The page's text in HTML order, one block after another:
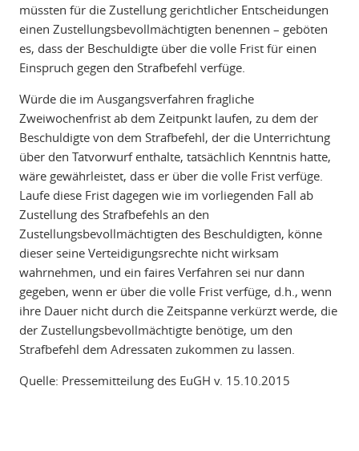
müssten für die Zustellung gerichtlicher Entscheidungen
einen Zustellungsbevollmächtigten benennen – geböten
es, dass der Beschuldigte über die volle Frist für einen
Einspruch gegen den Strafbefehl verfüge.
Würde die im Ausgangsverfahren fragliche
Zweiwochenfrist ab dem Zeitpunkt laufen, zu dem der
Beschuldigte von dem Strafbefehl, der die Unterrichtung
über den Tatvorwurf enthalte, tatsächlich Kenntnis hatte,
wäre gewährleistet, dass er über die volle Frist verfüge.
Laufe diese Frist dagegen wie im vorliegenden Fall ab
Zustellung des Strafbefehls an den
Zustellungsbevollmächtigten des Beschuldigten, könne
dieser seine Verteidigungsrechte nicht wirksam
wahrnehmen, und ein faires Verfahren sei nur dann
gegeben, wenn er über die volle Frist verfüge, d.h., wenn
ihre Dauer nicht durch die Zeitspanne verkürzt werde, die
der Zustellungsbevollmächtigte benötige, um den
Strafbefehl dem Adressaten zukommen zu lassen.
Quelle: Pressemitteilung des EuGH v. 15.10.2015